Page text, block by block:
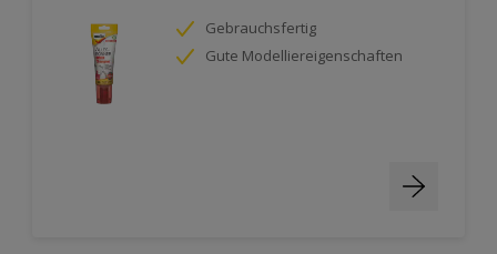
Gebrauchsfertig
Gute Modelliereigenschaften